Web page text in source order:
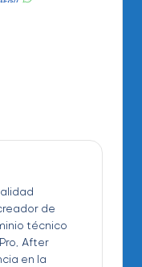
de
técnico
After
en la